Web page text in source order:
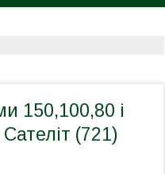
150,100,80 і
(721)